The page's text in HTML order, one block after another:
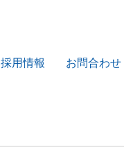
採用情報 お問合わせ